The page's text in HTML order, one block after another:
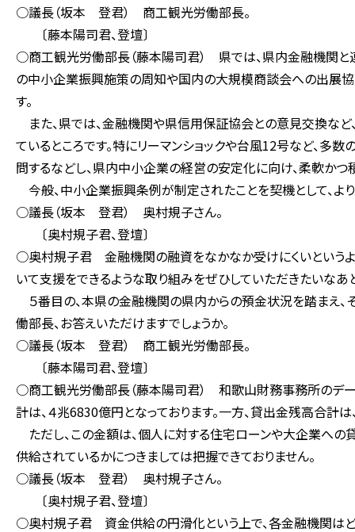
○議長（坂本 登君） 商工観光労働部長。
〔藤本陽司君、登壇〕
○商工観光労働部長（藤本陽司君） 県では、県内金融機関と
の中小企業振興施策の周知や国内の大規模商談会への出展協
す。
また、県では、金融機関や県信用保証協会との意見交換な
ているところです。特にリーマンショックや台風12号など、
問するなどし、県内中小企業の経営の安定化に向け、柔軟かつ
今般、中小企業振興条例が制定されたことを契機として、よ
○議長（坂本 登君） 奥村規子さん。
〔奥村規子君、登壇〕
○奥村規子君 金融機関の融資をなかなか受けにくいというよ
いて支援をできるような取り組みをぜひしていただきたいなあ
５番目の、本県の金融機関の県内からの預金状況を踏まえ
働部長、お答えいただけますでしょうか。
○議長（坂本 登君） 商工観光労働部長。
〔藤本陽司君、登壇〕
○商工観光労働部長（藤本陽司君） 和歌山財務事務所のデ
計は、４兆6830億円となっております。一方、貸出金残高合計は
ただし、この金額は、個人に対する住宅ローンや大企業へ
供給されているかにつきましては把握できておりません。
○議長（坂本 登君） 奥村規子さん。
〔奥村規子君、登壇〕
○奥村規子君 資金供給の円滑化という上で、各金融機関はど